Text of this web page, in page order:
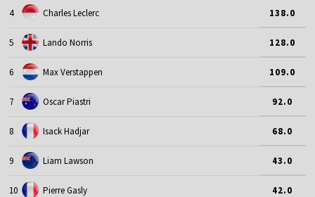
4 Charles Leclerc 138.0
5 Lando Norris 128.0
6 Max Verstappen 109.0
7 Oscar Piastri 92.0
8 Isack Hadjar 68.0
9 Liam Lawson 43.0
10 Pierre Gasly 42.0